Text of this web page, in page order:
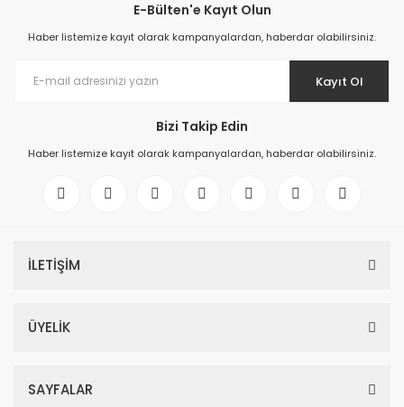
E-Bülten'e Kayıt Olun
Haber listemize kayıt olarak kampanyalardan, haberdar olabilirsiniz.
Kayıt Ol
Bizi Takip Edin
Haber listemize kayıt olarak kampanyalardan, haberdar olabilirsiniz.
İLETİŞİM
ÜYELİK
SAYFALAR